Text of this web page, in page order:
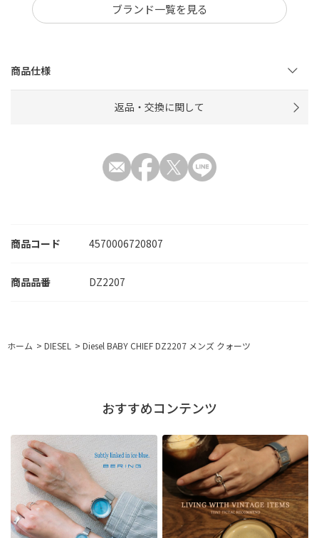
商品コード 4570006720807
DZ2207
ブランド一覧を見る
商品仕様
返品・交換に関して
ホーム > DIESEL > Diesel BABY CHIEF DZ2207 メンズ クォーツ
おすすめコンテンツ